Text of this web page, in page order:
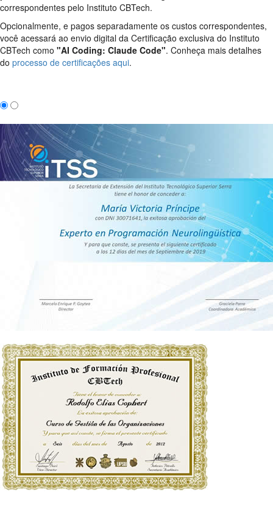
correspondentes pelo Instituto CBTech.
Opcionalmente, e pagos separadamente os custos correspondentes,
você acessará ao envio digital da Certificação exclusiva do Instituto
CBTech como "AI Coding: Claude Code". Conheça mais detalhes
do processo de certificações aqui.